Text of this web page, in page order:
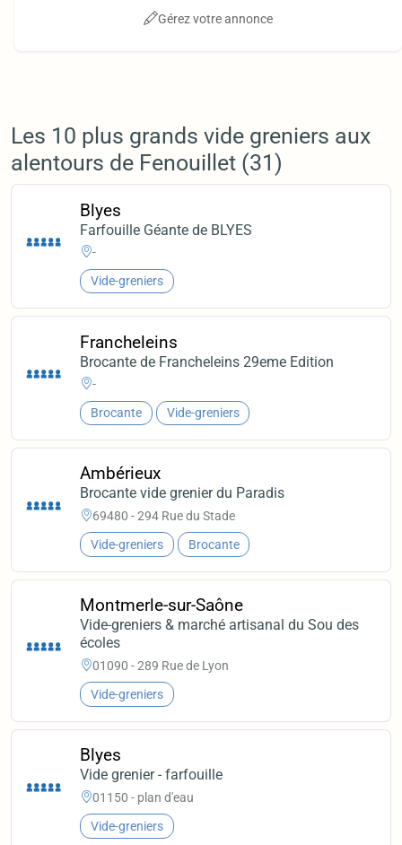
Gérez votre annonce
Les 10 plus grands vide greniers aux
alentours de Fenouillet (31)
Blyes
Farfouille Géante de BLYES
-
Vide-greniers
Francheleins
Brocante de Francheleins 29eme Edition
-
Brocante Vide-greniers
Ambérieux
Brocante vide grenier du Paradis
69480 - 294 Rue du Stade
Vide-greniers Brocante
Montmerle-sur-Saône
Vide-greniers & marché artisanal du Sou des
écoles
01090 - 289 Rue de Lyon
Vide-greniers
Blyes
Vide grenier - farfouille
01150 - plan d'eau
Vide-greniers